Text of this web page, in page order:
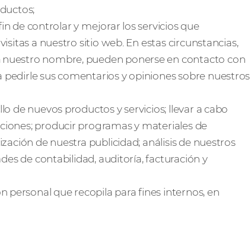
de controlar y mejorar los servicios que
a nuestro sitio web. En estas circunstancias,
nombre, pueden ponerse en contacto con
sus comentarios y opiniones sobre nuestros
de nuevos productos y servicios; llevar a cabo
producir programas y materiales de
de nuestra publicidad; análisis de nuestros
de contabilidad, auditoría, facturación y
que recopila para fines internos, en